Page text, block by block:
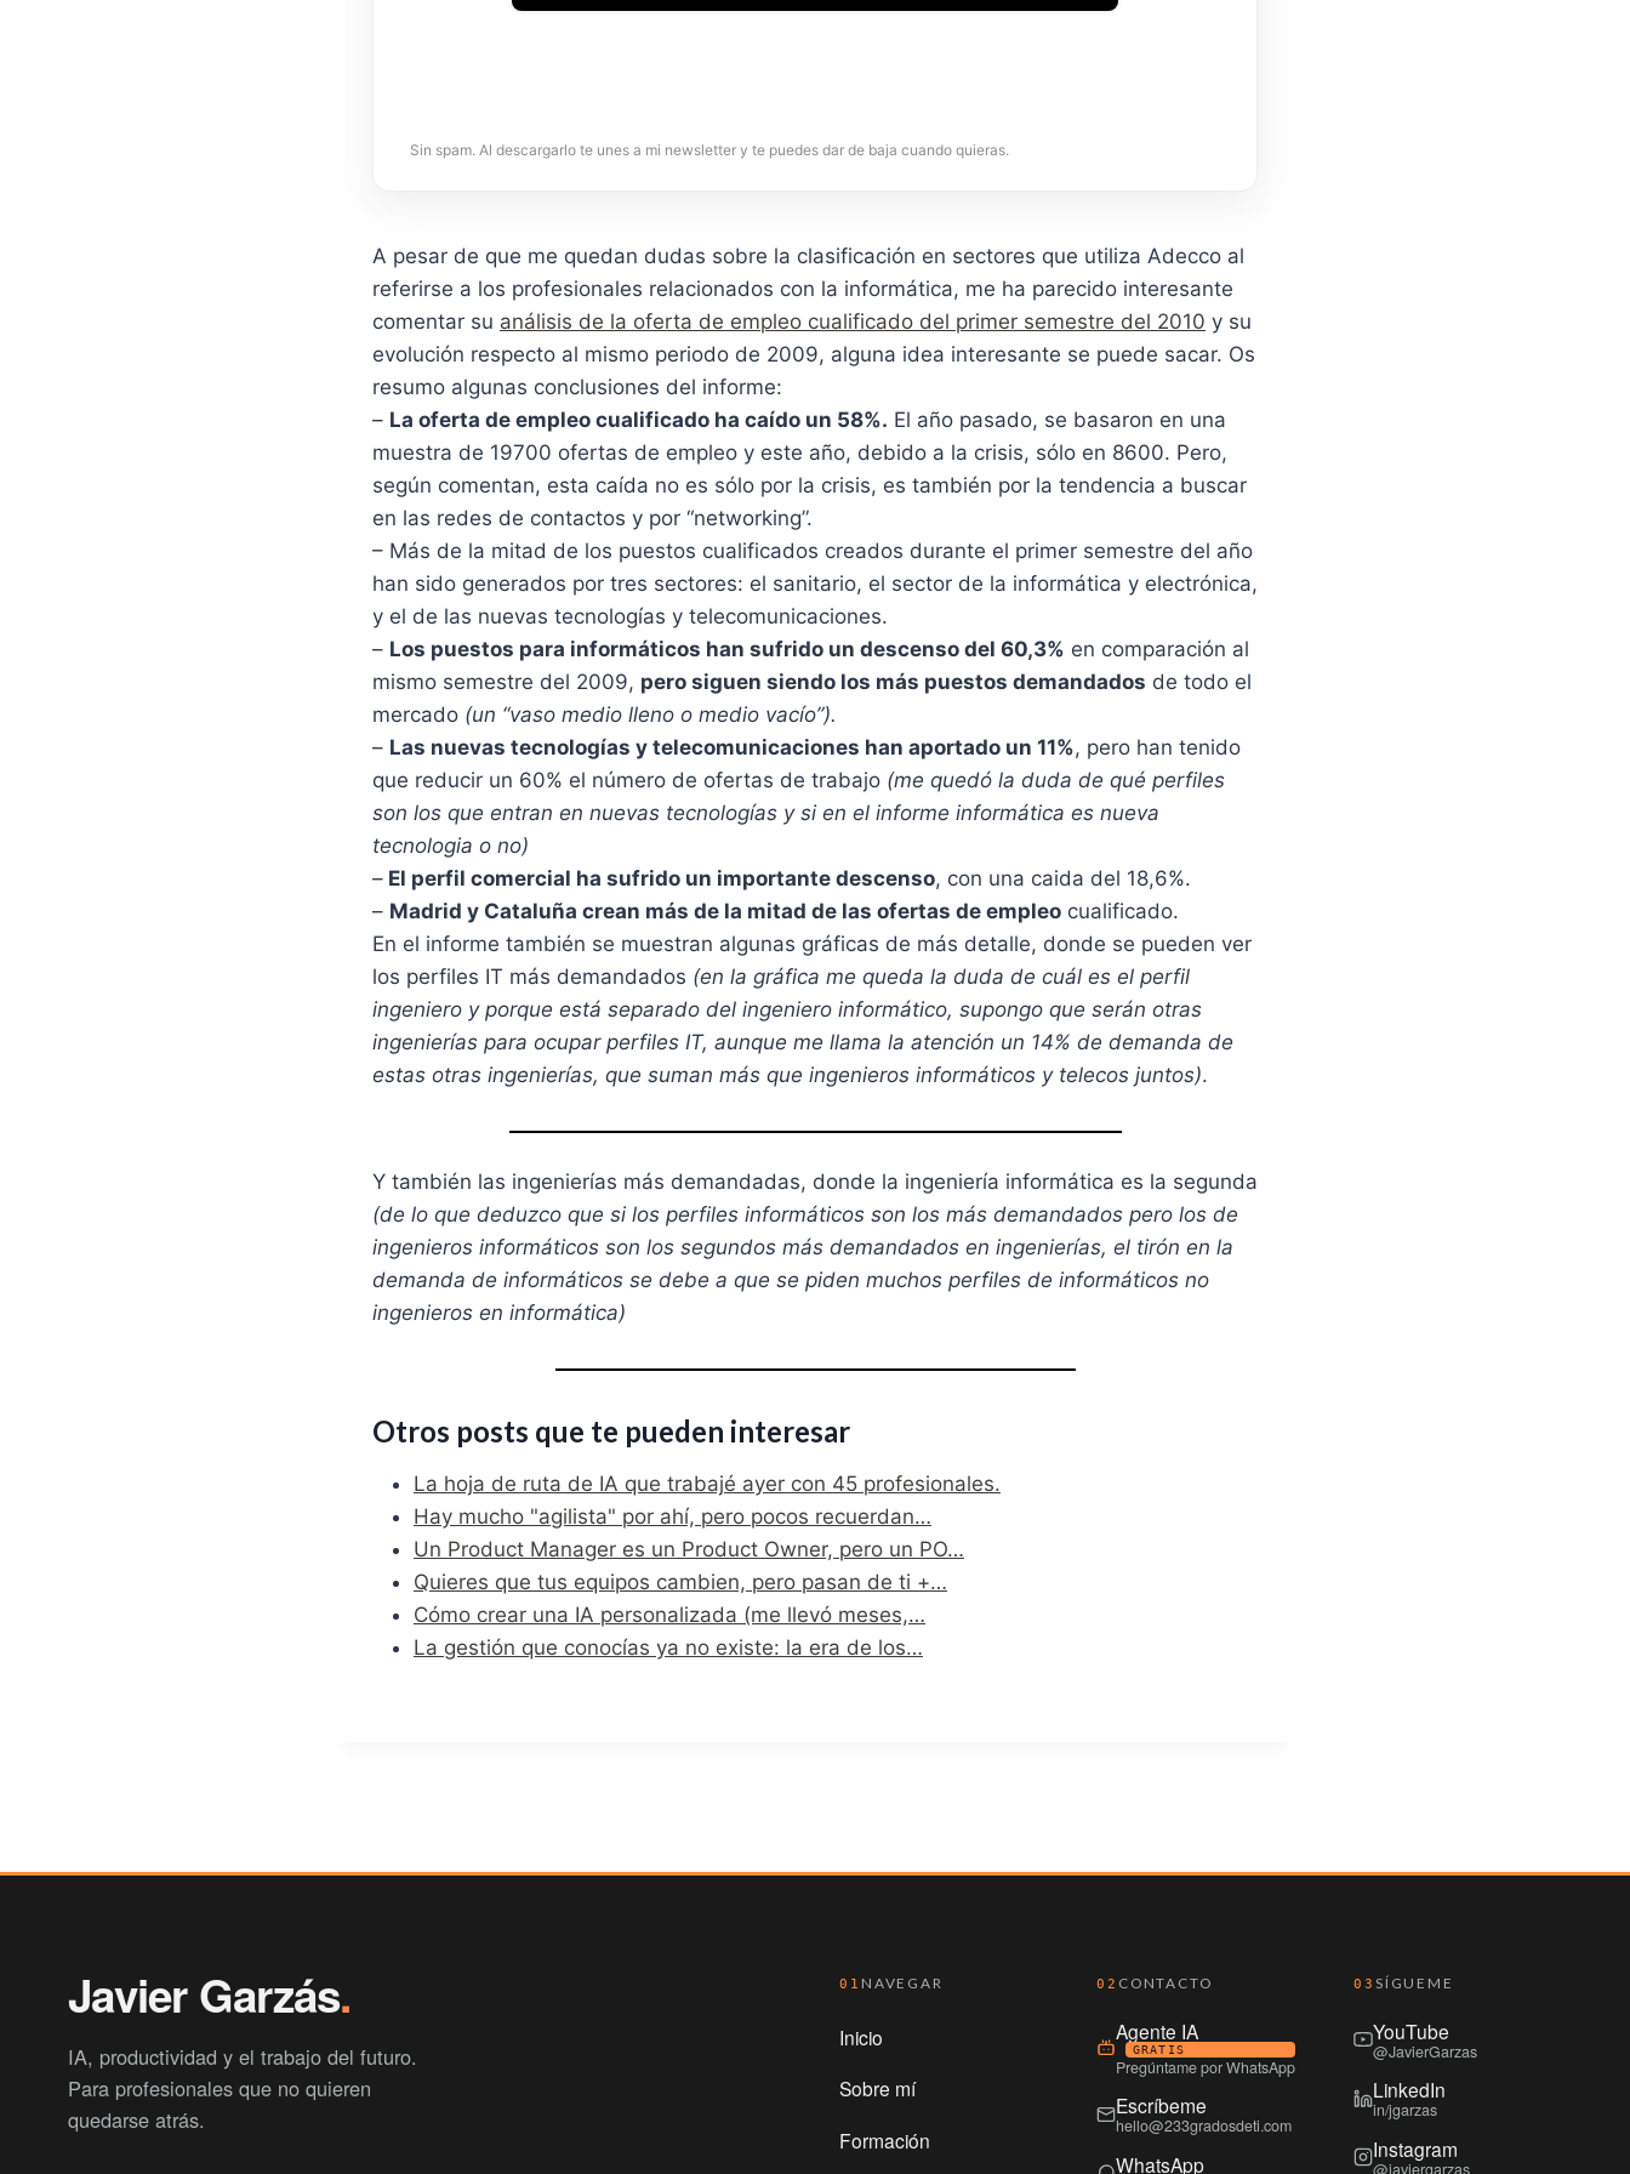
Sin spam. Al descargarlo te unes a mi newsletter y te puedes dar de baja cuando quieras.
A pesar de que me quedan dudas sobre la clasificación en sectores que utiliza Adecco al
referirse a los profesionales relacionados con la informática, me ha parecido interesante
comentar su análisis de la oferta de empleo cualificado del primer semestre del 2010 y su
evolución respecto al mismo periodo de 2009, alguna idea interesante se puede sacar. Os
resumo algunas conclusiones del informe:
– La oferta de empleo cualificado ha caído un 58%. El año pasado, se basaron en una
muestra de 19700 ofertas de empleo y este año, debido a la crisis, sólo en 8600. Pero,
según comentan, esta caída no es sólo por la crisis, es también por la tendencia a buscar
en las redes de contactos y por “networking”.
– Más de la mitad de los puestos cualificados creados durante el primer semestre del año
han sido generados por tres sectores: el sanitario, el sector de la informática y electrónica,
y el de las nuevas tecnologías y telecomunicaciones.
– Los puestos para informáticos han sufrido un descenso del 60,3% en comparación al
mismo semestre del 2009, pero siguen siendo los más puestos demandados de todo el
mercado (un “vaso medio lleno o medio vacío”).
– Las nuevas tecnologías y telecomunicaciones han aportado un 11%, pero han tenido
que reducir un 60% el número de ofertas de trabajo (me quedó la duda de qué perfiles
son los que entran en nuevas tecnologías y si en el informe informática es nueva
tecnologia o no)
– El perfil comercial ha sufrido un importante descenso, con una caida del 18,6%.
– Madrid y Cataluña crean más de la mitad de las ofertas de empleo cualificado.
En el informe también se muestran algunas gráficas de más detalle, donde se pueden ver
los perfiles IT más demandados (en la gráfica me queda la duda de cuál es el perfil
ingeniero y porque está separado del ingeniero informático, supongo que serán otras
ingenierías para ocupar perfiles IT, aunque me llama la atención un 14% de demanda de
estas otras ingenierías, que suman más que ingenieros informáticos y telecos juntos).
Y también las ingenierías más demandadas, donde la ingeniería informática es la segunda
(de lo que deduzco que si los perfiles informáticos son los más demandados pero los de
ingenieros informáticos son los segundos más demandados en ingenierías, el tirón en la
demanda de informáticos se debe a que se piden muchos perfiles de informáticos no
ingenieros en informática)
Otros posts que te pueden interesar
La hoja de ruta de IA que trabajé ayer con 45 profesionales.
Hay mucho "agilista" por ahí, pero pocos recuerdan…
Un Product Manager es un Product Owner, pero un PO…
Quieres que tus equipos cambien, pero pasan de ti +…
Cómo crear una IA personalizada (me llevó meses,…
La gestión que conocías ya no existe: la era de los…
Javier Garzás.
IA, productividad y el trabajo del futuro.
Para profesionales que no quieren
quedarse atrás.
01 NAVEGAR
Inicio
Sobre mí
Formación
02 CONTACTO
Agente IA
GRATIS
Pregúntame por WhatsApp
Escríbeme
hello@233gradosdeti.com
WhatsApp
03 SÍGUEME
YouTube
@JavierGarzas
LinkedIn
in/jgarzas
Instagram
@javiergarzas